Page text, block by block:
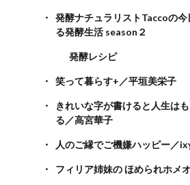
発酵ナチュラリストTaccoの今
る発酵生活 season２
発酵レシピ
笑って暮らす+／平垣美栄子
きれいな字が書けると人生は
る／高宮華子
人のご縁でご機嫌ハッピー／
フィリア姉妹の ほめられホメ